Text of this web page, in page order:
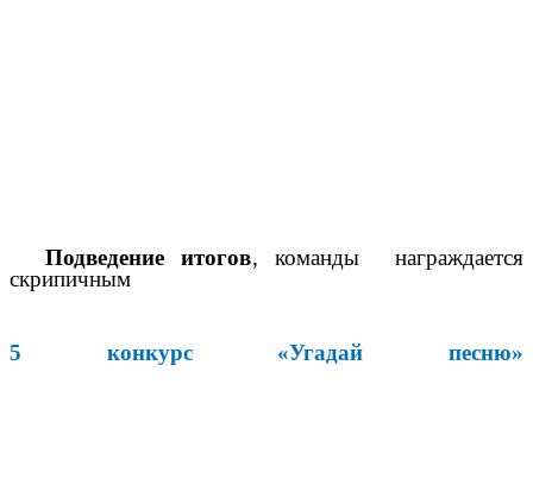
Подведение итогов, команды награждается
скрипичным
5 конкурс «Угадай песню»